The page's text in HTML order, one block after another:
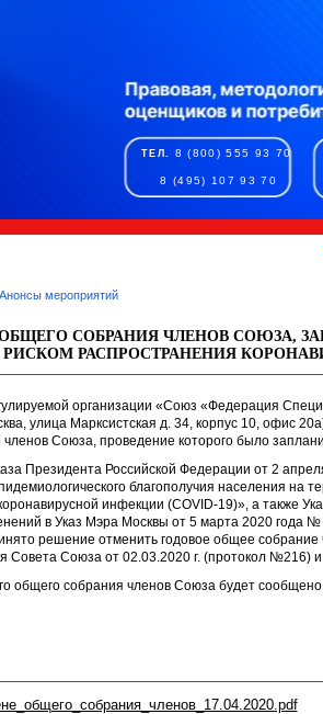
ТЕЛ. 8 (800) 555 93 70
8 (495) 107 93 70
Анонсы мероприятий
СОБРАНИЯ ЧЛЕНОВ СОЮЗА,
С РИСКОМ РАСПРОСТРАНЕНИЯ
организации «Союз «Федерация
улица Марксистская д. 34, корпус 10, офис
Союза, проведение которого было
Президента Российской Федерации от 2
благополучия населения на
инфекции (COVID-19)», а также
в Указ Мэра Москвы от 5 марта 2020 года
решение отменить годовое общее
Совета Союза от 02.03.2020 г. (протокол №216)
общего собрания членов Союза будет